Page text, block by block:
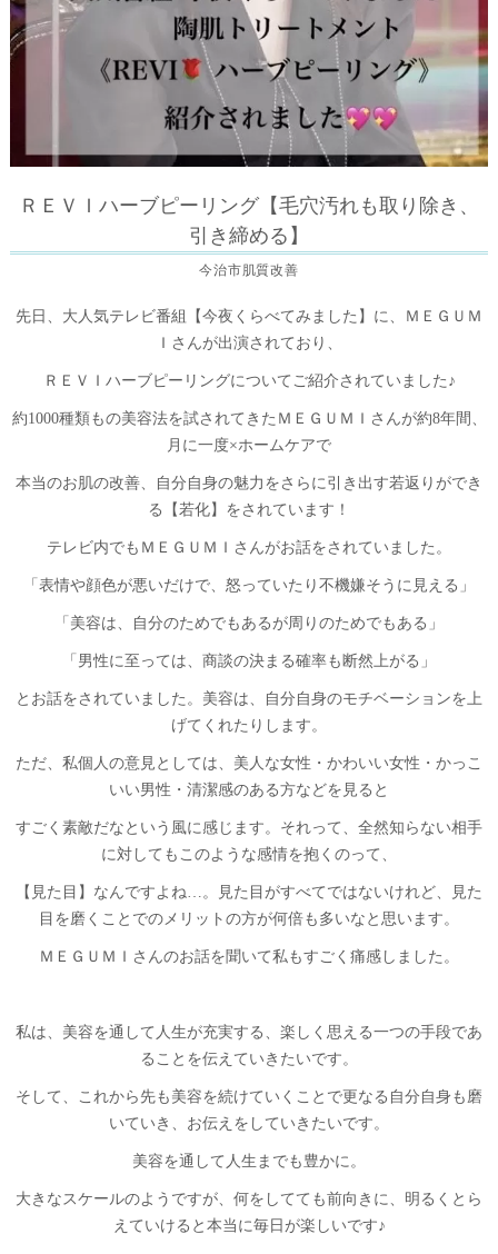
ＲＥＶＩハーブピーリング【毛穴汚れも取り除き、
引き締める】
今治市肌質改善
先日、大人気テレビ番組【今夜くらべてみました】に、ＭＥＧＵＭ
Ｉさんが出演されており、
ＲＥＶＩハーブピーリングについてご紹介されていました♪
約1000種類もの美容法を試されてきたＭＥＧＵＭＩさんが約8年間、
月に一度×ホームケアで
本当のお肌の改善、自分自身の魅力をさらに引き出す若返りができ
る【若化】をされています！
テレビ内でもＭＥＧＵＭＩさんがお話をされていました。
「表情や顔色が悪いだけで、怒っていたり不機嫌そうに見える」
「美容は、自分のためでもあるが周りのためでもある」
「男性に至っては、商談の決まる確率も断然上がる」
とお話をされていました。美容は、自分自身のモチベーションを上
げてくれたりします。
ただ、私個人の意見としては、美人な女性・かわいい女性・かっこ
いい男性・清潔感のある方などを見ると
すごく素敵だなという風に感じます。それって、全然知らない相手
に対してもこのような感情を抱くのって、
【見た目】なんですよね…。見た目がすべてではないけれど、見た
目を磨くことでのメリットの方が何倍も多いなと思います。
ＭＥＧＵＭＩさんのお話を聞いて私もすごく痛感しました。
私は、美容を通して人生が充実する、楽しく思える一つの手段であ
ることを伝えていきたいです。
そして、これから先も美容を続けていくことで更なる自分自身も磨
いていき、お伝えをしていきたいです。
美容を通して人生までも豊かに。
大きなスケールのようですが、何をしてても前向きに、明るくとら
えていけると本当に毎日が楽しいです♪